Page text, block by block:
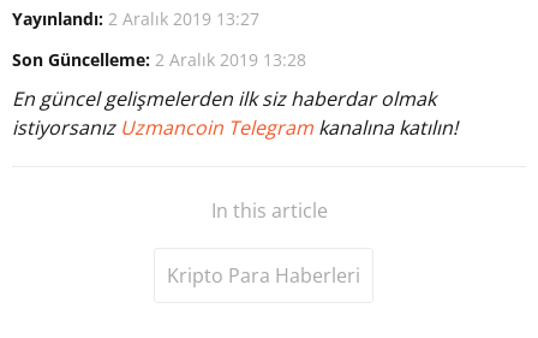
Yayınlandı: 2 Aralık 2019 13:27
Son Güncelleme: 2 Aralık 2019 13:28
En güncel gelişmelerden ilk siz haberdar olmak
istiyorsanız Uzmancoin Telegram kanalına katılın!
In this article
Kripto Para Haberleri